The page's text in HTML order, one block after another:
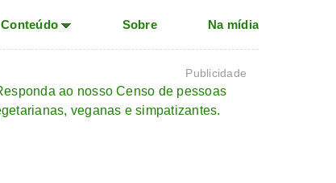
Conteúdo Sobre Na mídia
Publicidade